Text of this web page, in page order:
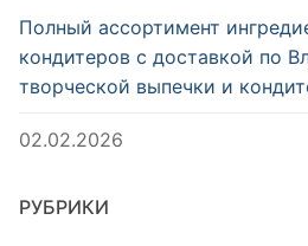
Полный ассортимент
кондитеров с доставкой по
творческой выпечки и
02.02.2026
РУБРИКИ